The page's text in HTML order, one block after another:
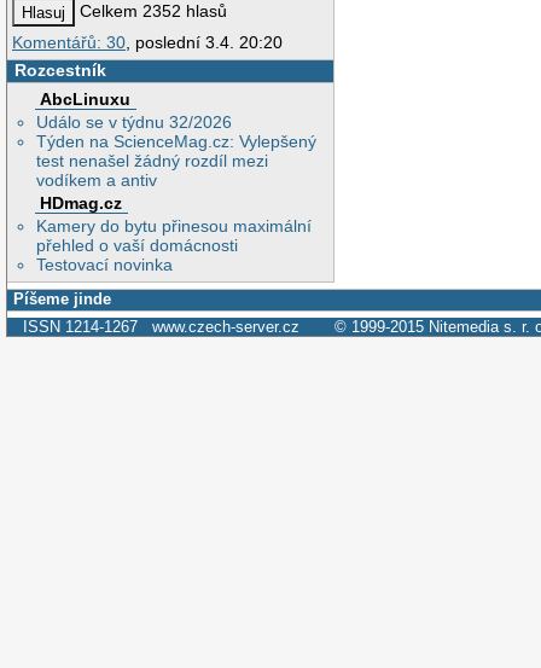
Celkem 2352 hlasů
Komentářů: 30 , poslední 3.4. 20:20
Rozcestník
AbcLinuxu
Událo se v týdnu 32/2026
Týden na ScienceMag.cz: Vylepšený
test nenašel žádný rozdíl mezi
vodíkem a antiv
HDmag.cz
Kamery do bytu přinesou maximální
přehled o vaší domácnosti
Testovací novinka
Píšeme jinde
ISSN 1214-1267 www.czech-server.cz © 1999-2015 Nitemedia s. r.